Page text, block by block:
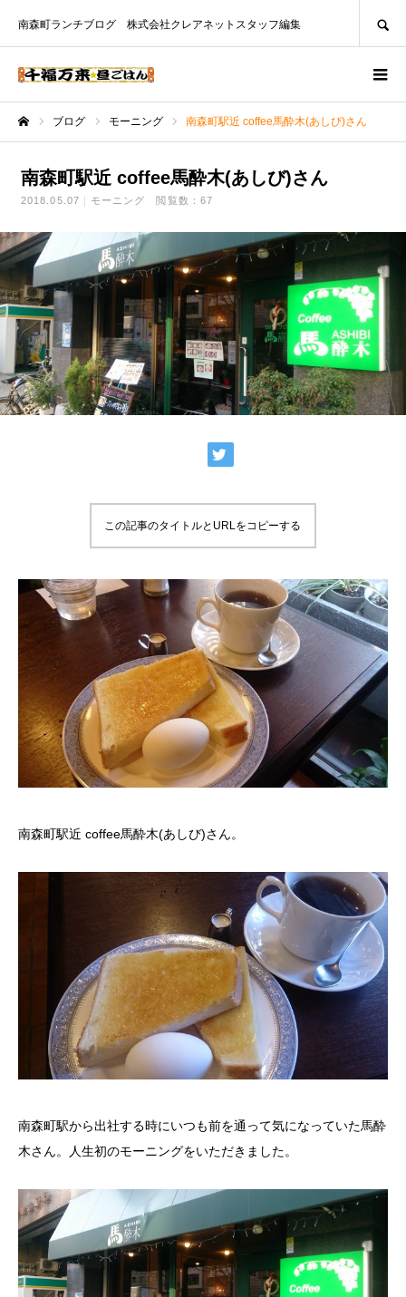
南森町ランチブログ 株式会社クレアネットスタッフ編集
ブログ モーニング 南森町駅近 coffee馬酔木(あしび)さん
南森町駅近 coffee馬酔木(あしび)さん
2018.05.07 モーニング 閲覧数：67
この記事のタイトルとURLをコピーする
南森町駅近 coffee馬酔木(あしび)さん。
南森町駅から出社する時にいつも前を通って気になっていた馬酔
木さん。人生初のモーニングをいただきました。